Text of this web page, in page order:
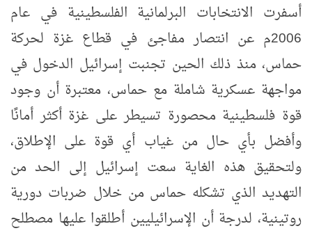
أسفرت الانتخابات البرلمانية الفلسطينية في عام
2006م عن انتصار مفاجئ في قطاع غزة لحركة
حماس، منذ ذلك الحين تجنبت إسرائيل الدخول في
مواجهة عسكرية شاملة مع حماس، معتبرة أن وجود
قوة فلسطينية محصورة تسيطر على غزة أكثر أمانًا
وأفضل بأي حال من غياب أي قوة على الإطلاق،
ولتحقيق هذه الغاية سعت إسرائيل إلى الحد من
التهديد الذي تشكله حماس من خلال ضربات دورية
روتينية، لدرجة أن الإسرائيليين أطلقوا عليها مصطلح